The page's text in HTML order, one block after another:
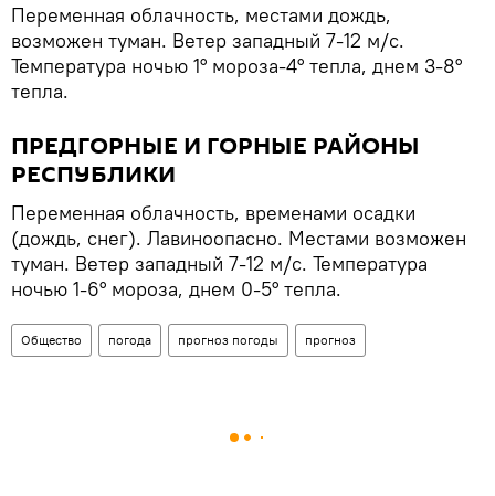
Переменная облачность, местами дождь,
возможен туман. Ветер западный 7-12 м/с.
Температура ночью 1° мороза-4° тепла, днем 3-8°
тепла.
ПРЕДГОРНЫЕ И ГОРНЫЕ РАЙОНЫ
РЕСПУБЛИКИ
Переменная облачность, временами осадки
(дождь, снег). Лавиноопасно. Местами возможен
туман. Ветер западный 7-12 м/с. Температура
ночью 1-6° мороза, днем 0-5° тепла.
Общество погода прогноз погоды прогноз